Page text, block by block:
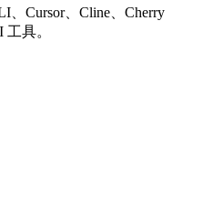
、Cursor、Cline、Cherry
具。